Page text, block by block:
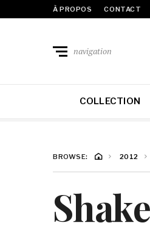
À PROPOS CONTACT
navigation
COLLECTION
BROWSE: 2012